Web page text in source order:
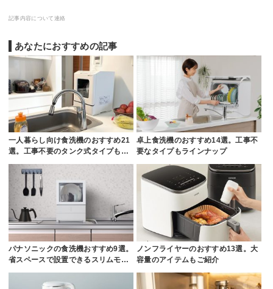
記事内容について連絡
あなたにおすすめの記事
一人暮らし向け食洗機のおすすめ21
選。工事不要のタンク式タイプも…
卓上食洗機のおすすめ14選。工事不
要なタイプもラインナップ
パナソニックの食洗機おすすめ9選。
省スペースで設置できるスリムモ…
ノンフライヤーのおすすめ13選。大
容量のアイテムもご紹介